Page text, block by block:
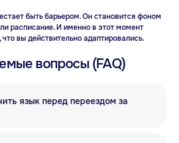
быть барьером. Он становится фоном
расписание. И именно в этот момент
вы действительно адаптировались.
вопросы (FAQ)
язык перед переездом за